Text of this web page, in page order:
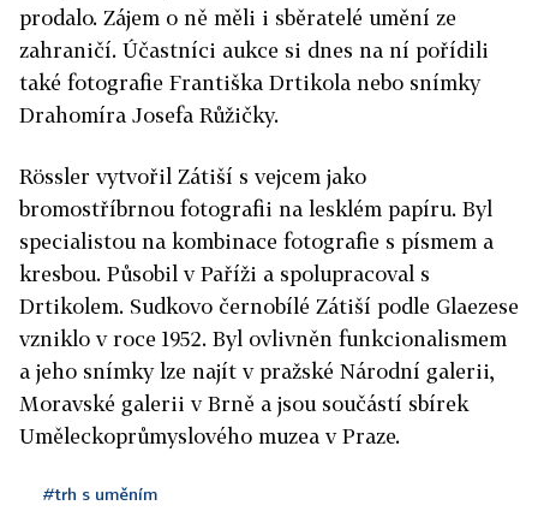
prodalo. Zájem o ně měli i sběratelé umění ze
zahraničí. Účastníci aukce si dnes na ní pořídili
také fotografie Františka Drtikola nebo snímky
Drahomíra Josefa Růžičky.
Rössler vytvořil Zátiší s vejcem jako
bromostříbrnou fotografii na lesklém papíru. Byl
specialistou na kombinace fotografie s písmem a
kresbou. Působil v Paříži a spolupracoval s
Drtikolem. Sudkovo černobílé Zátiší podle Glaezese
vzniklo v roce 1952. Byl ovlivněn funkcionalismem
a jeho snímky lze najít v pražské Národní galerii,
Moravské galerii v Brně a jsou součástí sbírek
Uměleckoprůmyslového muzea v Praze.
#trh s uměním